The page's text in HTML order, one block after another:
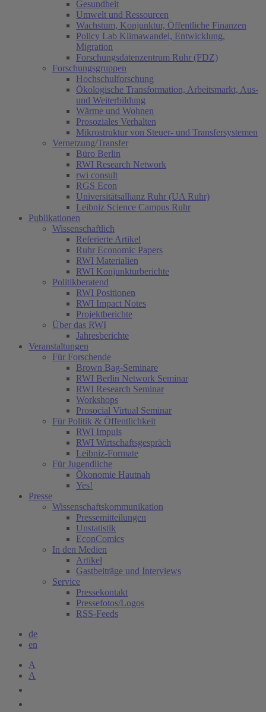
Gesundheit
Umwelt und Ressourcen
Wachstum, Konjunktur, Öffentliche Finanzen
Policy Lab Klimawandel, Entwicklung,
Migration
Forschungsdatenzentrum Ruhr (FDZ)
Forschungsgruppen
Hochschulforschung
Ökologische Transformation, Arbeitsmarkt, Aus-
und Weiterbildung
Wärme und Wohnen
Prosoziales Verhalten
Mikrostruktur von Steuer- und Transfersystemen
Vernetzung/Transfer
Büro Berlin
RWI Research Network
rwi consult
RGS Econ
Universitätsallianz Ruhr (UA Ruhr)
Leibniz Science Campus Ruhr
Publikationen
Wissenschaftlich
Referierte Artikel
Ruhr Economic Papers
RWI Materialien
RWI Konjunkturberichte
Politikberatend
RWI Positionen
RWI Impact Notes
Projektberichte
Über das RWI
Jahresberichte
Veranstaltungen
Für Forschende
Brown Bag-Seminare
RWI Berlin Network Seminar
RWI Research Seminar
Workshops
Prosocial Virtual Seminar
Für Politik & Öffentlichkeit
RWI Impuls
RWI Wirtschaftsgespräch
Leibniz-Formate
Für Jugendliche
Ökonomie Hautnah
Yes!
Presse
Wissenschaftskommunikation
Pressemitteilungen
Unstatistik
EconComics
In den Medien
Artikel
Gastbeiträge und Interviews
Service
Pressekontakt
Pressefotos/Logos
RSS-Feeds
de
en
A
A